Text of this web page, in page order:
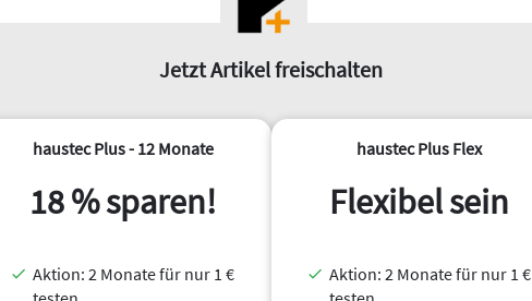
Von zentralen Systemen verabschieden
Erprobte Produkte – made in Europe nutzen
Deutschland hinkt hinterher
Jetzt Artikel freischalten
haustec Plus - 12 Monate
18 % sparen!
Aktion: 2 Monate für nur 1 €
haustec Plus Flex
Flexibel sein
Aktion: 2 Monate für nur 1 €